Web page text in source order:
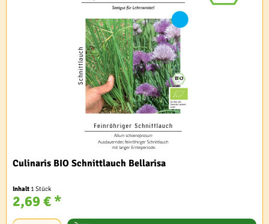
Culinaris BIO Schnittlauch Bellarisa
Inhalt 1 Stück
2,69 € *